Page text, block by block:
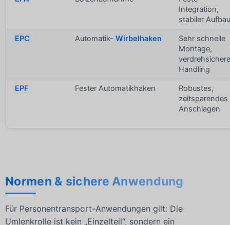
Integration,
stabiler Aufbau
EPC Automatik- Wirbelhaken
Sehr schnelle
Montage,
Handling
EPF Fester Automatikhaken
Robustes,
zeitsparendes
Anschlagen
Normen & sichere Anwendung
Für Personentransport-Anwendungen gilt: Die
Umlenkrolle ist kein „Einzelteil“, sondern ein